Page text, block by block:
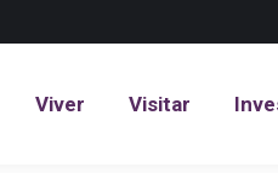
Viver Visitar
Viver Visitar